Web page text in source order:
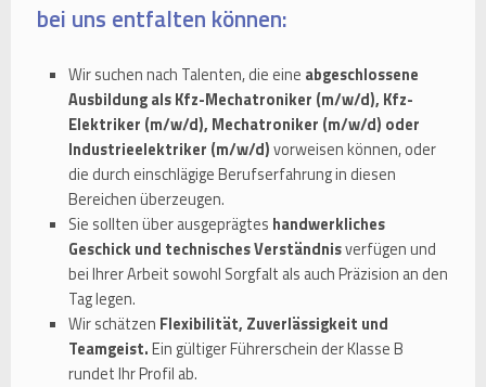
bei uns entfalten können:
Wir suchen nach Talenten, die eine abgeschlossene
Ausbildung als Kfz-Mechatroniker (m/w/d), Kfz-
Elektriker (m/w/d), Mechatroniker (m/w/d) oder
Industrieelektriker (m/w/d)vorweisen können, oder
die durch einschlägige Berufserfahrung in diesen
Bereichen überzeugen.
Sie sollten über ausgeprägtes handwerkliches
Geschick und technisches Verständnisverfügen und
bei Ihrer Arbeit sowohl Sorgfalt als auch Präzision an den
Tag legen.
Wir schätzen Flexibilität, Zuverlässigkeit und
Teamgeist.Ein gültiger Führerschein der Klasse B
rundet Ihr Profil ab.